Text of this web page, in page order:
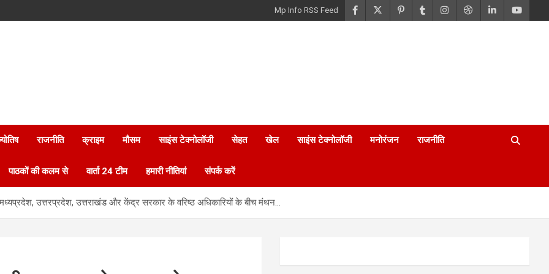
Mp Info RSS Feed
राजनीति क्राइम मौसम साइंस टेक्नोलॉजी सेहत खेल साइंस टेक्नोलॉजी मनोरंजन राजनीति
पाठकों की कलम से वार्ता 24 टीम हमारी नीतियां संपर्क करें
मध्यप्रदेश, उत्तरप्रदेश, उत्तराखंड और केंद्र सरकार के वरिष्ठ अधिकारियों के बीच मंथन…